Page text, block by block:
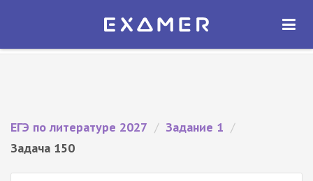
Экзамер — ЕГЭ 2027
ОТКРЫТЬ
ЕГЭ по литературе 2027 / Задание 1 /
Задача 150